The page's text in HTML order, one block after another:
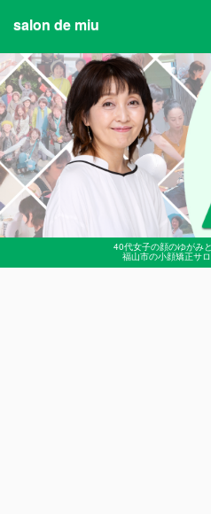
40代女子の顔のゆがみ
福山市の小顔矯正サ
salon de miu